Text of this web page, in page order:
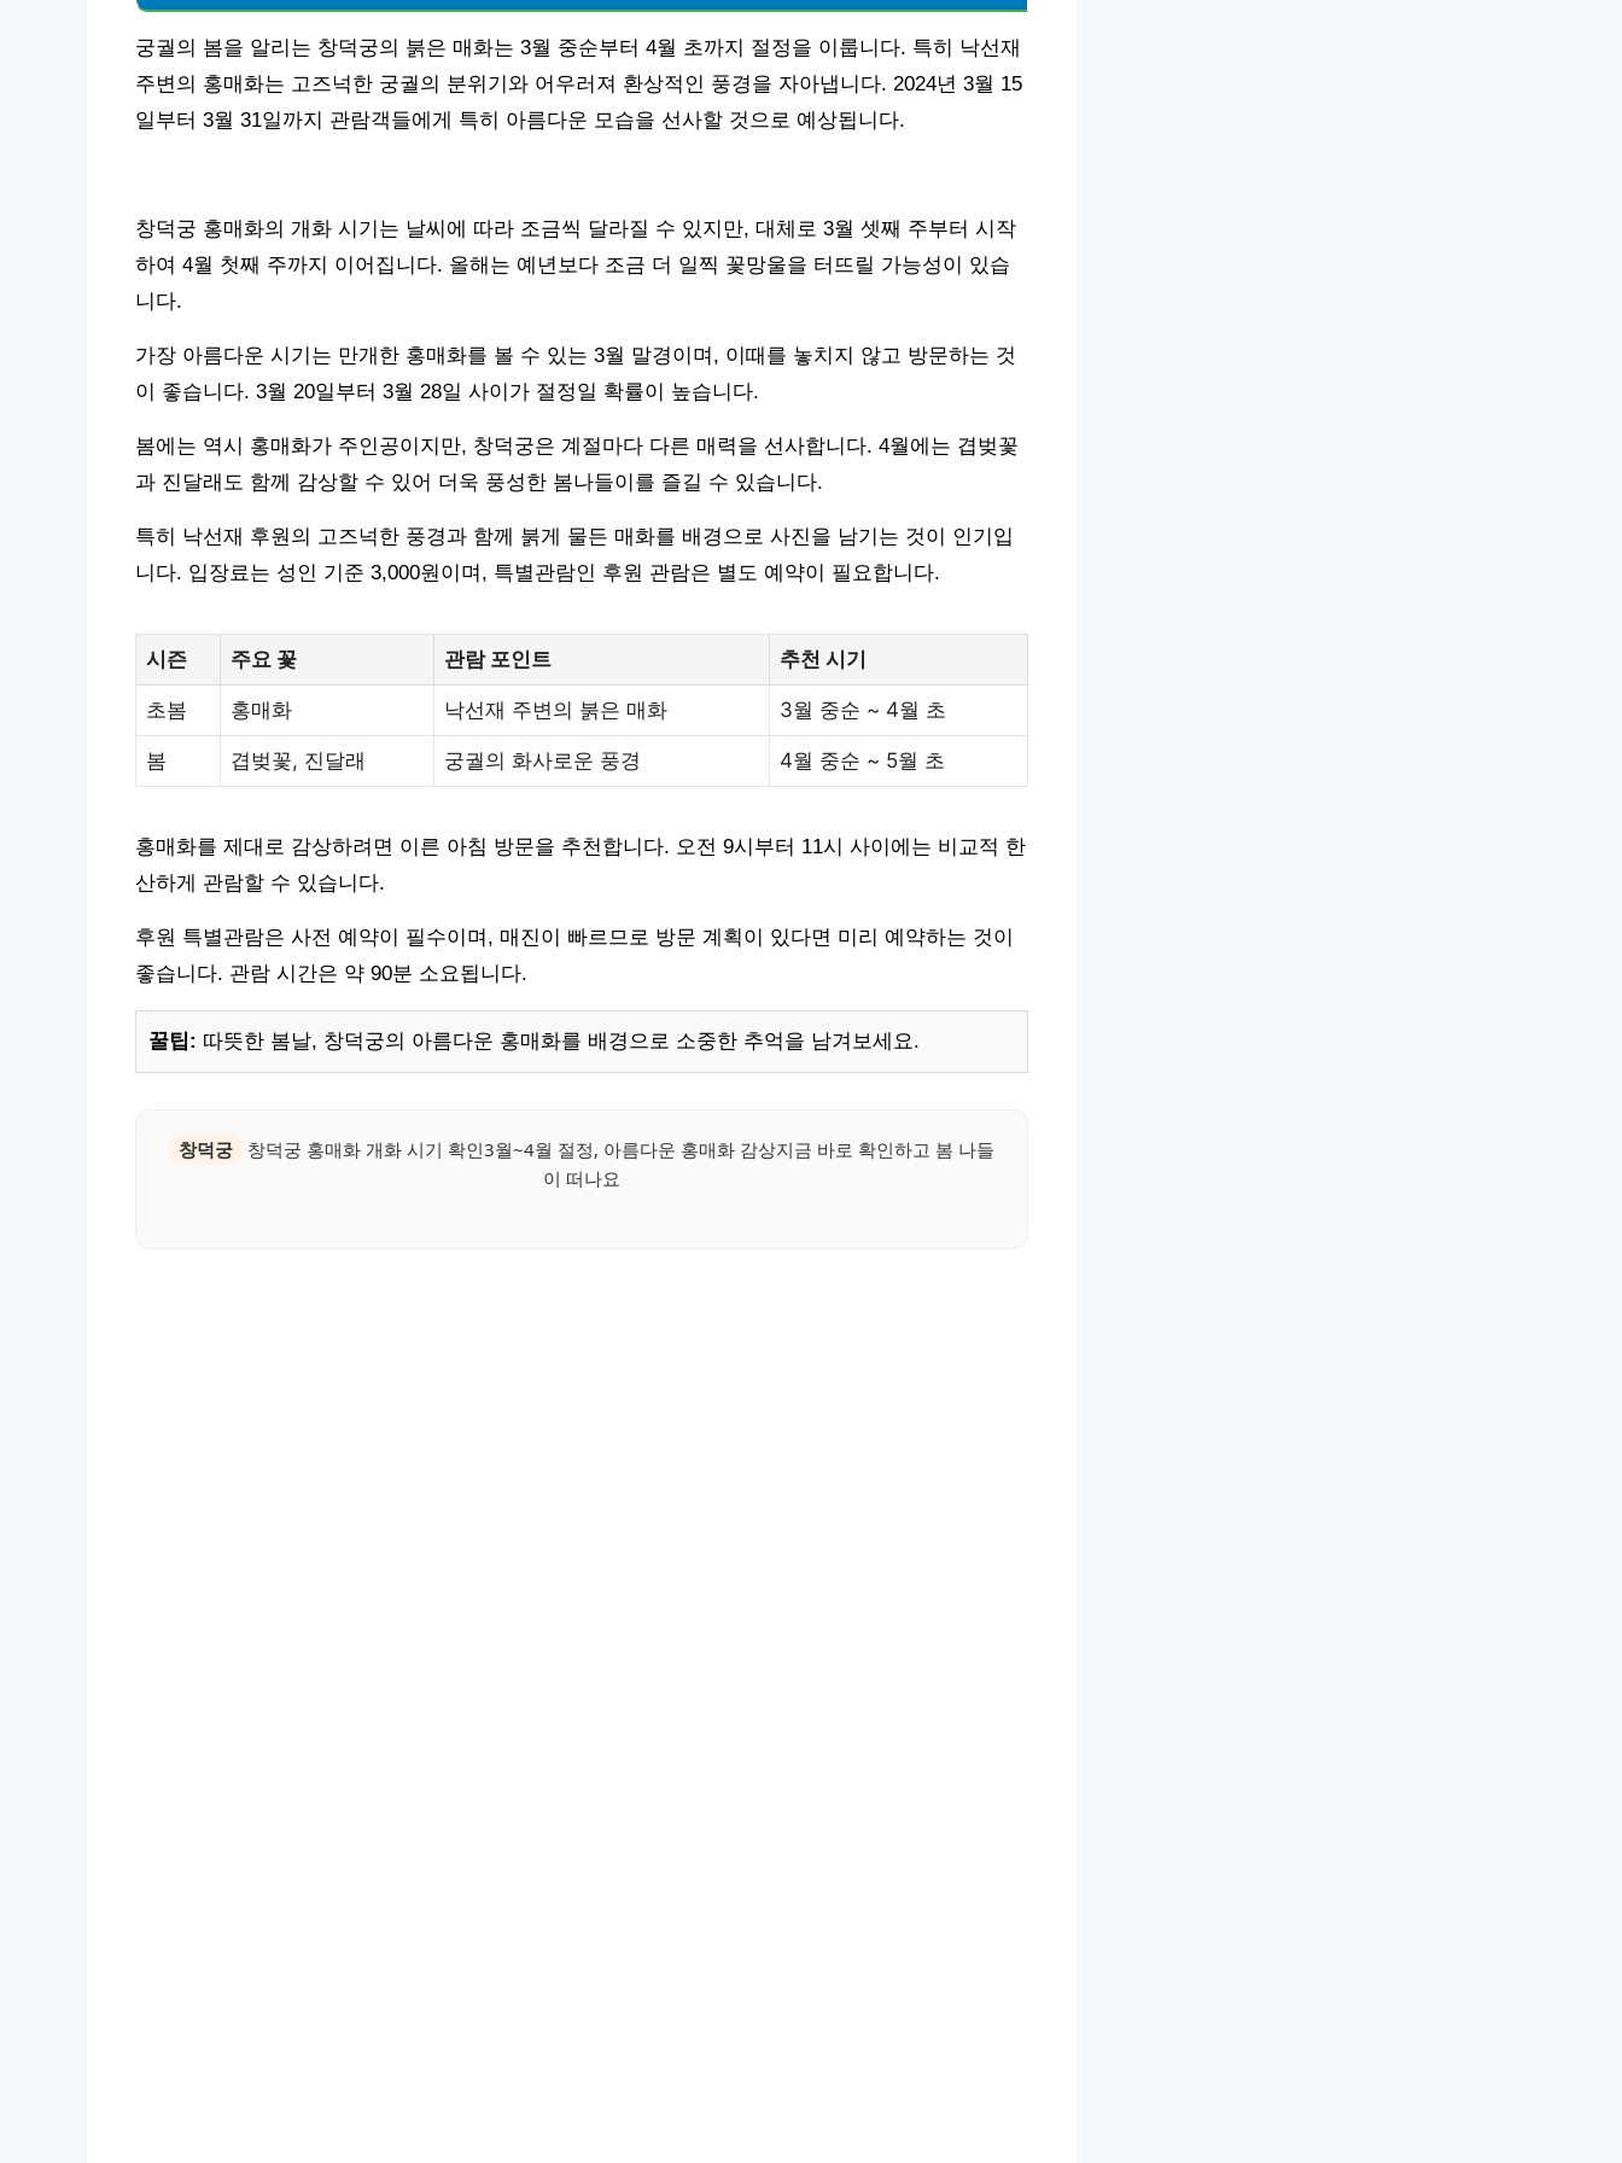
궁궐의 봄을 알리는 창덕궁의 붉은 매화는 3월 중순부터 4월 초까지 절정을 이룹니다. 특히 낙선재
주변의 홍매화는 고즈넉한 궁궐의 분위기와 어우러져 환상적인 풍경을 자아냅니다. 2024년 3월 15
일부터 3월 31일까지 관람객들에게 특히 아름다운 모습을 선사할 것으로 예상됩니다.
창덕궁 홍매화의 개화 시기는 날씨에 따라 조금씩 달라질 수 있지만, 대체로 3월 셋째 주부터 시작
하여 4월 첫째 주까지 이어집니다. 올해는 예년보다 조금 더 일찍 꽃망울을 터뜨릴 가능성이 있습
니다.
가장 아름다운 시기는 만개한 홍매화를 볼 수 있는 3월 말경이며, 이때를 놓치지 않고 방문하는 것
이 좋습니다. 3월 20일부터 3월 28일 사이가 절정일 확률이 높습니다.
봄에는 역시 홍매화가 주인공이지만, 창덕궁은 계절마다 다른 매력을 선사합니다. 4월에는 겹벚꽃
과 진달래도 함께 감상할 수 있어 더욱 풍성한 봄나들이를 즐길 수 있습니다.
특히 낙선재 후원의 고즈넉한 풍경과 함께 붉게 물든 매화를 배경으로 사진을 남기는 것이 인기입
니다. 입장료는 성인 기준 3,000원이며, 특별관람인 후원 관람은 별도 예약이 필요합니다.
시즌 주요 꽃 관람 포인트 추천 시기
초봄 홍매화 낙선재 주변의 붉은 매화 3월 중순 ~ 4월 초
봄 겹벚꽃, 진달래 궁궐의 화사로운 풍경 4월 중순 ~ 5월 초
홍매화를 제대로 감상하려면 이른 아침 방문을 추천합니다. 오전 9시부터 11시 사이에는 비교적 한
산하게 관람할 수 있습니다.
후원 특별관람은 사전 예약이 필수이며, 매진이 빠르므로 방문 계획이 있다면 미리 예약하는 것이
좋습니다. 관람 시간은 약 90분 소요됩니다.
꿀팁: 따뜻한 봄날, 창덕궁의 아름다운 홍매화를 배경으로 소중한 추억을 남겨보세요.
창덕궁
창덕궁 홍매화 개화 시기 확인3월~4월 절정, 아름다운 홍매화 감상지금 바로 확인하고 봄 나들
이 떠나요